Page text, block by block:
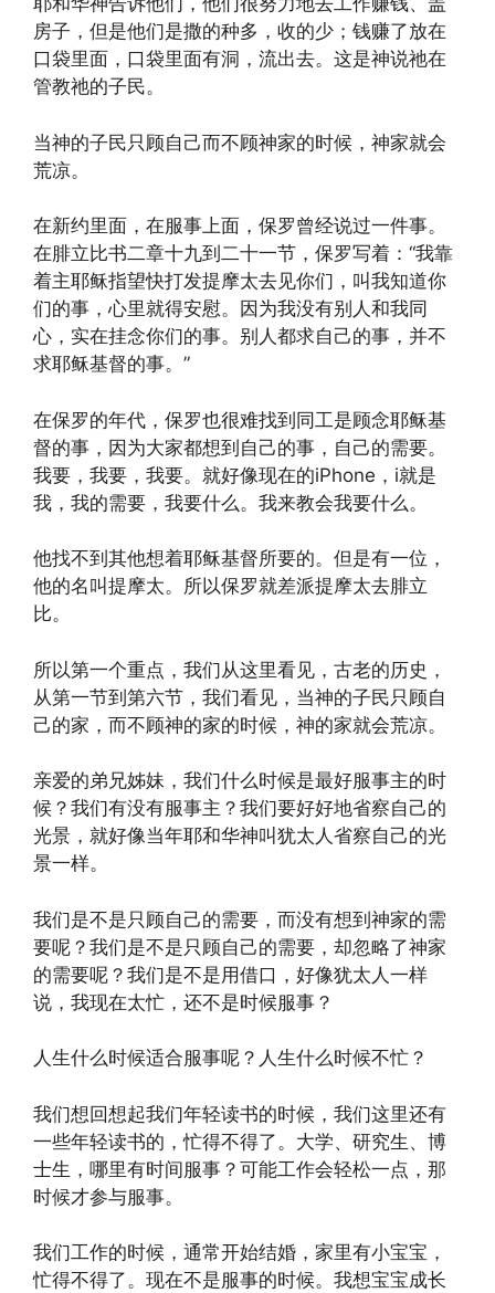
房子，但是他们是撒的种多，收的少；钱赚了放在
口袋里面，口袋里面有洞，流出去。这是神说祂在
管教祂的子民。
当神的子民只顾自己而不顾神家的时候，神家就会
荒凉。
在新约里面，在服事上面，保罗曾经说过一件事。
在腓立比书二章十九到二十一节，保罗写着：“我靠
着主耶稣指望快打发提摩太去见你们，叫我知道你
们的事，心里就得安慰。因为我没有别人和我同
心，实在挂念你们的事。别人都求自己的事，并不
求耶稣基督的事。”
在保罗的年代，保罗也很难找到同工是顾念耶稣基
督的事，因为大家都想到自己的事，自己的需要。
我要，我要，我要。就好像现在的iPhone，i就是
我，我的需要，我要什么。我来教会我要什么。
他找不到其他想着耶稣基督所要的。但是有一位，
他的名叫提摩太。所以保罗就差派提摩太去腓立
比。
所以第一个重点，我们从这里看见，古老的历史，
从第一节到第六节，我们看见，当神的子民只顾自
己的家，而不顾神的家的时候，神的家就会荒凉。
亲爱的弟兄姊妹，我们什么时候是最好服事主的时
候？我们有没有服事主？我们要好好地省察自己的
光景，就好像当年耶和华神叫犹太人省察自己的光
景一样。
我们是不是只顾自己的需要，而没有想到神家的需
要呢？我们是不是只顾自己的需要，却忽略了神家
的需要呢？我们是不是用借口，好像犹太人一样
说，我现在太忙，还不是时候服事？
人生什么时候适合服事呢？人生什么时候不忙？
我们想回想起我们年轻读书的时候，我们这里还有
一些年轻读书的，忙得不得了。大学、研究生、博
士生，哪里有时间服事？可能工作会轻松一点，那
时候才参与服事。
我们工作的时候，通常开始结婚，家里有小宝宝，
忙得不得了。现在不是服事的时候。我想宝宝成长